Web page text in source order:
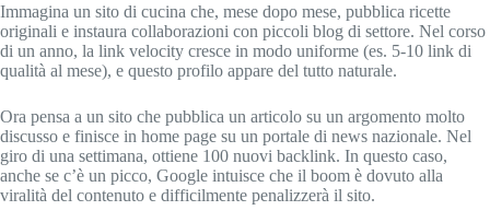
Immagina un sito di cucina che, mese dopo mese, pubblica ricette
originali e instaura collaborazioni con piccoli blog di settore. Nel corso
di un anno, la link velocity cresce in modo uniforme (es. 5-10 link di
qualità al mese), e questo profilo appare del tutto naturale.
Ora pensa a un sito che pubblica un articolo su un argomento molto
discusso e finisce in home page su un portale di news nazionale. Nel
giro di una settimana, ottiene 100 nuovi backlink. In questo caso,
anche se c’è un picco, Google intuisce che il boom è dovuto alla
viralità del contenuto e difficilmente penalizzerà il sito.